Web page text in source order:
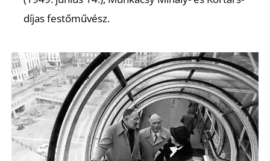
díjas festőművész.